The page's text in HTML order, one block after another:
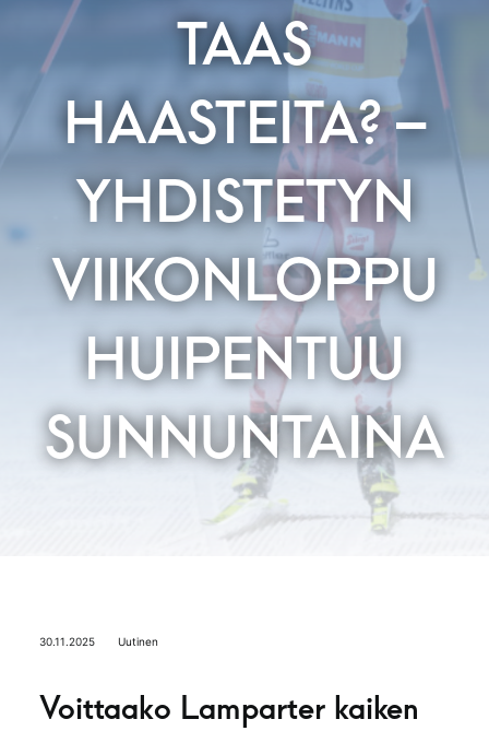
TAAS
HAASTEITA? –
YHDISTETYN
VIIKONLOPPU
HUIPENTUU
SUNNUNTAINA
30.11.2025 Uutinen
Voittaako Lamparter kaiken